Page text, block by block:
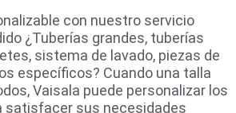
con nuestro servicio
¿Tuberías grandes, tuberías
sistema de lavado, piezas de
específicos? Cuando una talla
Vaisala puede personalizar los
satisfacer sus necesidades